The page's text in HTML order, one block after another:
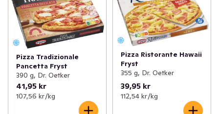
Pizza Tradizionale
Pancetta Fryst
390 g, Dr. Oetker
41,95 kr
107,56 kr /kg
Pizza Ristorante Hawaii
Fryst
355 g, Dr. Oetker
39,95 kr
112,54 kr /kg